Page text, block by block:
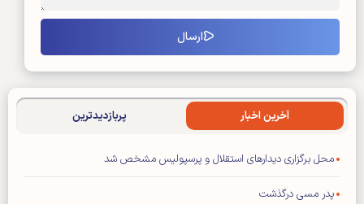
آخرین اخبار پربازدیدترین
محل برگزاری دیدار‌های استقلال و پرسپولیس مشخص شد
پدر مسی درگذشت